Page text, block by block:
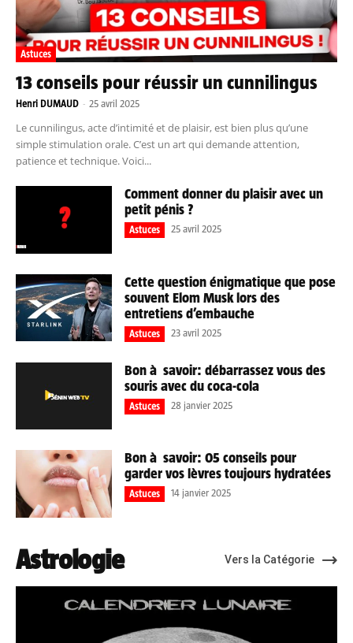
Astuces
13 conseils pour réussir un cunnilingus
Henri DUMAUD - 25 avril 2025
Le cunnilingus, acte d’intimité et de plaisir, est bien plus qu’une
simple stimulation orale. C’est un art qui demande attention,
patience et technique. Voici...
Comment donner du plaisir avec un
petit pénis ?
Astuces 25 avril 2025
Cette question énigmatique que pose
souvent Elom Musk lors des
entretiens d’embauche
Astuces 23 avril 2025
Bon à savoir: débarrassez vous des
souris avec du coca-cola
Astuces 28 janvier 2025
Bon à savoir: 05 conseils pour
garder vos lèvres toujours hydratées
Astuces 14 janvier 2025
Astrologie Vers la Catégorie